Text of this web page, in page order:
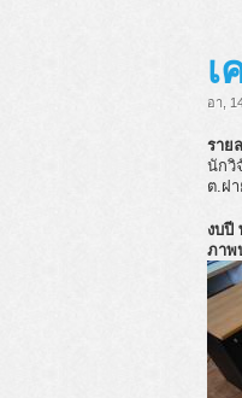
เ
อา,
ราย
นักวิ
ต.ฝ
งบปี
ภาพ